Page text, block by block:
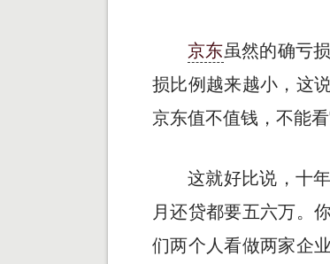
京东虽然的确亏
损比例越来越小，这
京东值不值钱，不能
这就好比说，十
月还贷都要五六万。
们两个人看做两家企